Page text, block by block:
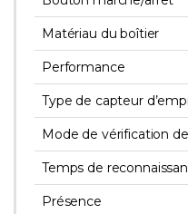
Matériau du boîtier
Performance
Type de capteur
Mode de vérification
Temps de
Présence